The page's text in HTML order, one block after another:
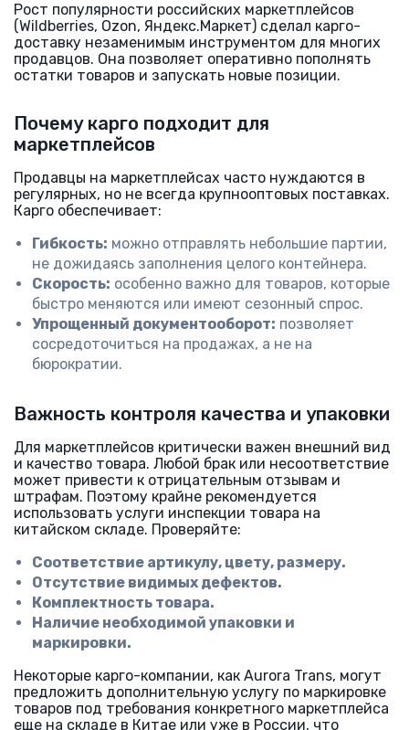
Рост популярности российских маркетплейсов
(Wildberries, Ozon, Яндекс.Маркет) сделал карго-
доставку незаменимым инструментом для многих
продавцов. Она позволяет оперативно пополнять
остатки товаров и запускать новые позиции.
Почему карго подходит для
маркетплейсов
Продавцы на маркетплейсах часто нуждаются в
регулярных, но не всегда крупнооптовых поставках.
Карго обеспечивает:
Гибкость: можно отправлять небольшие партии,
не дожидаясь заполнения целого контейнера.
Скорость: особенно важно для товаров, которые
быстро меняются или имеют сезонный спрос.
Упрощенный документооборот: позволяет
сосредоточиться на продажах, а не на
бюрократии.
Важность контроля качества и упаковки
Для маркетплейсов критически важен внешний вид
и качество товара. Любой брак или несоответствие
может привести к отрицательным отзывам и
штрафам. Поэтому крайне рекомендуется
использовать услуги инспекции товара на
китайском складе. Проверяйте:
Соответствие артикулу, цвету, размеру.
Отсутствие видимых дефектов.
Комплектность товара.
Наличие необходимой упаковки и
маркировки.
Некоторые карго-компании, как Aurora Trans, могут
предложить дополнительную услугу по маркировке
товаров под требования конкретного маркетплейса
еще на складе в Китае или уже в России, что